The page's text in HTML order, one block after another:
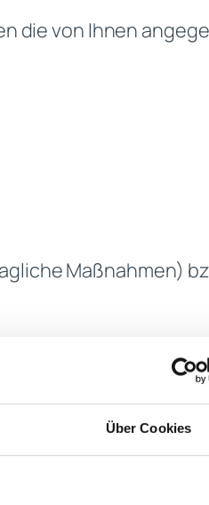
Über Cookies
die von Ihnen
Maßnahmen)
kontinuierlich zu